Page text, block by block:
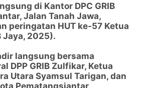
di Kantor DPC GRIB
Jalan Tanah Jawa,
peringatan HUT ke-57 Ketua
Jaya, 2025).
langsung bersama
DPP GRIB Zulfikar, Ketua
Utara Syamsul Tarigan, dan
Pematangsiantar